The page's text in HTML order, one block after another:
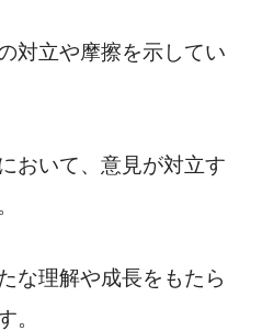
対立や摩擦を示してい
おいて、意見が対立す
な理解や成長をもたら
。